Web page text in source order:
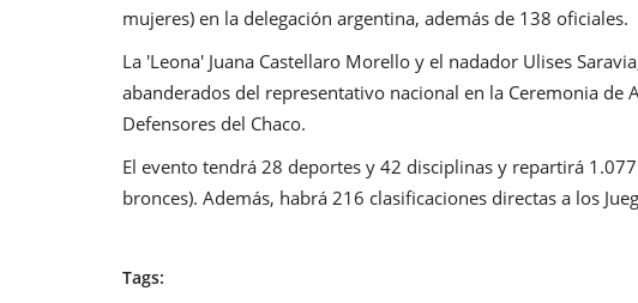
mujeres) en la delegación argentina, además de 138 oficiales.
La 'Leona' Juana Castellaro Morello y el nadador Ulises
abanderados del representativo nacional en la Ceremonia de
Defensores del Chaco.
El evento tendrá 28 deportes y 42 disciplinas y repartirá
bronces). Además, habrá 216 clasificaciones directas a los
Tags: